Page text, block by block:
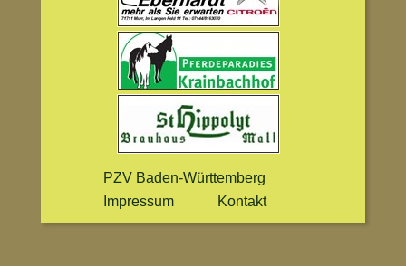
PZV Baden-Württemberg
Impressum
Kontakt